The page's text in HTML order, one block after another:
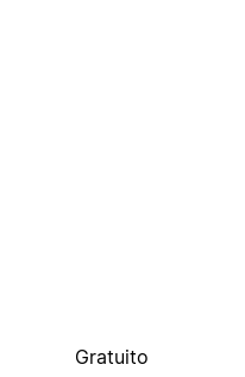
Gratuito